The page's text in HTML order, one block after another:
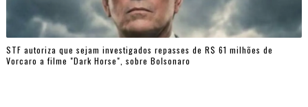
STF autoriza que sejam investigados repasses de R$ 61 milhões de
Vorcaro a filme "Dark Horse", sobre Bolsonaro